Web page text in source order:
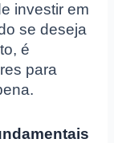
investir em
se deseja
é
para